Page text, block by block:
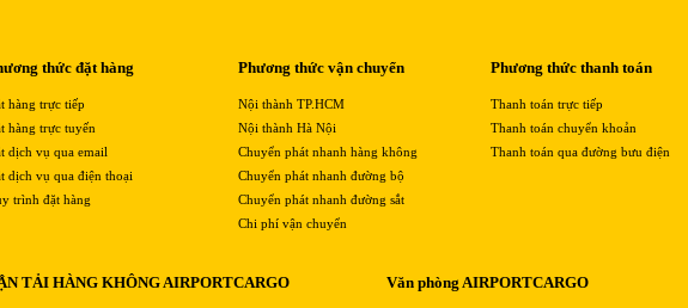
thức đặt hàng
hàng trực tiếp
hàng trực tuyến
dịch vụ qua email
dịch vụ qua điện thoại
trình đặt hàng
Phương thức vận chuyển
Nội thành TP.HCM
Nội thành Hà Nội
Chuyển phát nhanh hàng không
Chuyển phát nhanh đường bộ
Chuyển phát nhanh đường sắt
Chi phí vận chuyển
Phương thức thanh toán
Thanh toán trực tiếp
Thanh toán chuyển khoản
Thanh toán qua đường bưu điện
TẢI HÀNG KHÔNG AIRPORTCARGO Văn phòng AIRPORTCARGO